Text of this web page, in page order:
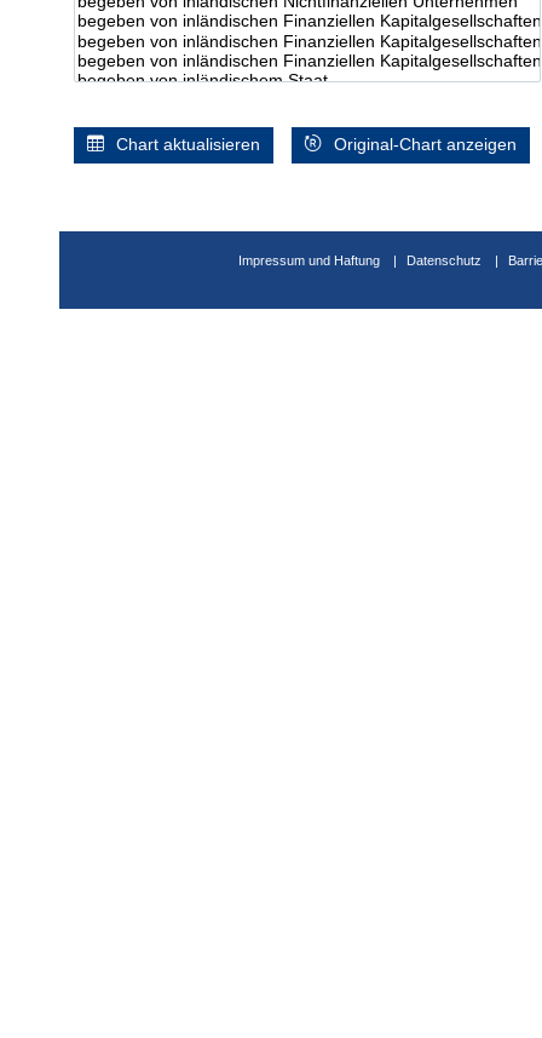
Chart aktualisieren Original-Chart anzeigen
Impressum und Haftung Datenschutz